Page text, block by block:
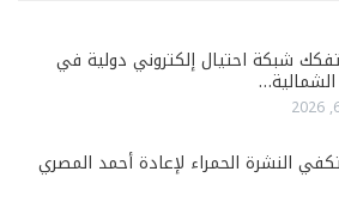
شبكة احتيال إلكتروني دولية في
النشرة الحمراء لإعادة أحمد المصري